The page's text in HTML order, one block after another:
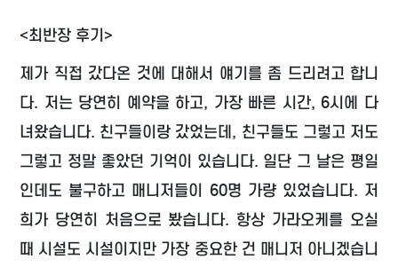
<최반장 후기>
제가 직접 갔다온 것에 대해서 얘기를 좀 드리려고 합니
다. 저는 당연히 예약을 하고, 가장 빠른 시간, 6시에 다
녀왔습니다. 친구들이랑 갔었는데, 친구들도 그렇고 저도
그렇고 정말 좋았던 기억이 있습니다. 일단 그 날은 평일
인데도 불구하고 매니저들이 60명 가량 있었습니다. 저
희가 당연히 처음으로 봤습니다. 항상 가라오케를 오실
때 시설도 시설이지만 가장 중요한 건 매니저 아니겠습니